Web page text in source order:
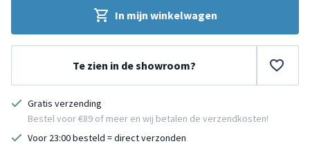
In mijn winkelwagen
Te zien in de showroom?
Gratis verzending
Bestel voor €89 of meer en wij betalen de verzendkosten!
Voor 23:00 besteld = direct verzonden